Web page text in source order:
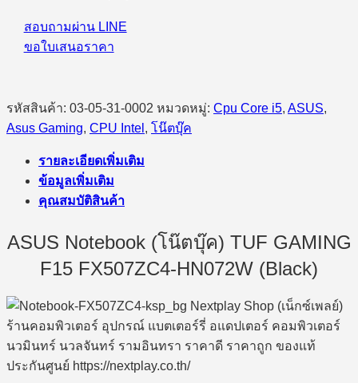
สอบถามผ่าน LINE
ขอใบเสนอราคา
รหัสสินค้า: 03-05-31-0002 หมวดหมู่: Cpu Core i5, ASUS,
Asus Gaming, CPU Intel , โน๊ตบุ๊ค
รายละเอียดเพิ่มเติม
ข้อมูลเพิ่มเติม
คุณสมบัติสินค้า
ASUS Notebook (โน๊ตบุ๊ค) TUF GAMING
F15 FX507ZC4-HN072W (Black)